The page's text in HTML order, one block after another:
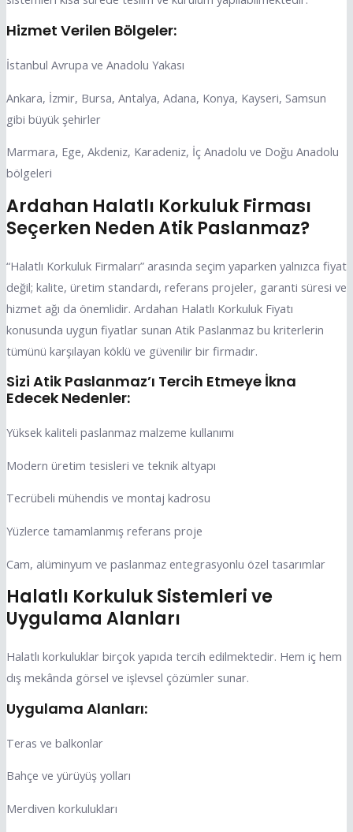
Hizmet Verilen Bölgeler:
İstanbul Avrupa ve Anadolu Yakası
Ankara, İzmir, Bursa, Antalya, Adana, Konya, Kayseri, Samsun
gibi büyük şehirler
Marmara, Ege, Akdeniz, Karadeniz, İç Anadolu ve Doğu Anadolu
bölgeleri
Ardahan Halatlı Korkuluk Firması
Seçerken Neden Atik Paslanmaz?
“Halatlı Korkuluk Firmaları” arasında seçim yaparken yalnızca fiyat
değil; kalite, üretim standardı, referans projeler, garanti süresi ve
hizmet ağı da önemlidir. Ardahan Halatlı Korkuluk Fiyatı
konusunda uygun fiyatlar sunan Atik Paslanmaz bu kriterlerin
tümünü karşılayan köklü ve güvenilir bir firmadır.
Sizi Atik Paslanmaz’ı Tercih Etmeye İkna
Edecek Nedenler:
Yüksek kaliteli paslanmaz malzeme kullanımı
Modern üretim tesisleri ve teknik altyapı
Tecrübeli mühendis ve montaj kadrosu
Yüzlerce tamamlanmış referans proje
Cam, alüminyum ve paslanmaz entegrasyonlu özel tasarımlar
Halatlı Korkuluk Sistemleri ve
Uygulama Alanları
Halatlı korkuluklar birçok yapıda tercih edilmektedir. Hem iç hem
dış mekânda görsel ve işlevsel çözümler sunar.
Uygulama Alanları:
Teras ve balkonlar
Bahçe ve yürüyüş yolları
Merdiven korkulukları